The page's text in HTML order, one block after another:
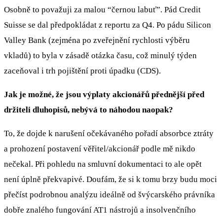
Osobně to považuji za malou “černou labuť”. Pád Credit
Suisse se dal předpokládat z reportu za Q4. Po pádu Silicon
Valley Bank (zejména po zveřejnění rychlosti výběru
vkladů) to byla v zásadě otázka času, což minulý týden
zaceňoval i trh pojištění proti úpadku (CDS).
Jak je možné, že jsou výplaty akcionářů přednější před
držiteli dluhopisů, nebývá to náhodou naopak?
To, že dojde k narušení očekávaného pořadí absorbce ztráty
a prohození postavení věřitel/akcionář podle mě nikdo
nečekal. Při pohledu na smluvní dokumentaci to ale opět
není úplně překvapivé. Doufám, že si k tomu brzy budu moci
přečíst podrobnou analýzu ideálně od švýcarského právníka
dobře znalého fungování AT1 nástrojů a insolvenčního